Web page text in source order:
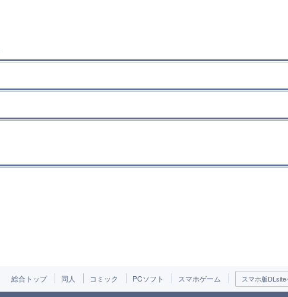
総合トップ 同人 コミック PCソフト スマホゲーム スマホ版DLsite